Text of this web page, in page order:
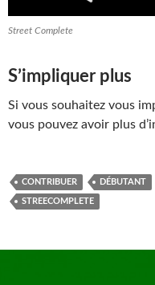
Street Complete
S’impliquer plus
Si vous souhaitez vous
vous pouvez avoir plus
CONTRIBUER DÉBUTANT
STREECOMPLETE